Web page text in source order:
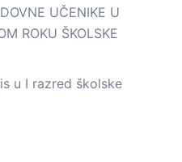
UČENIKE U
ROKU ŠKOLSKE
u I razred školske